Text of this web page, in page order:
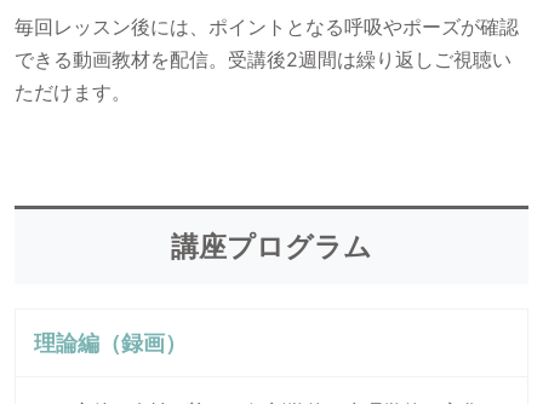
毎回レッスン後には、ポイントとなる呼吸やポーズが確認
できる動画教材を配信。受講後2週間は繰り返しご視聴い
ただけます。
講座プログラム
理論編（録画）